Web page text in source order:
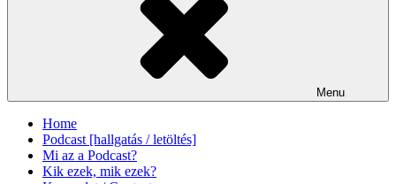
Menu
Home
Podcast [hallgatás / letöltés]
Mi az a Podcast?
Kik ezek, mik ezek?